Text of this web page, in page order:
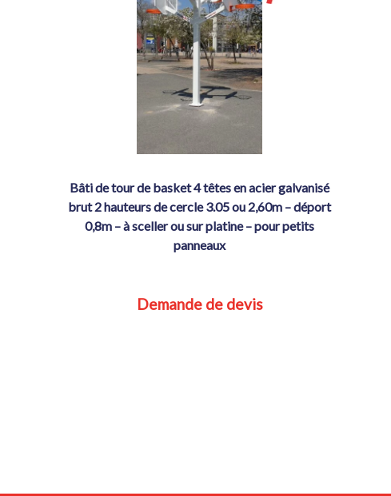
bâti de tour de basket 4 têtes en acier galvanisé
brut 2 hauteurs de cercle 3.05 ou 2,60m – déport
0,8m – à sceller ou sur platine – pour petits
panneaux
Demande de devis